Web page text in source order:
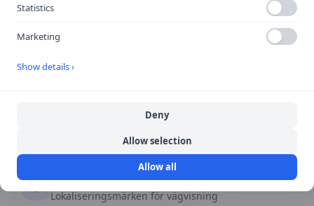
Snabbfakta
Varierar
Kategori
Lokaliseringsmärken för vägvisning
Statistics
Marketing
Show details ›
Deny
Allow selection
Allow all